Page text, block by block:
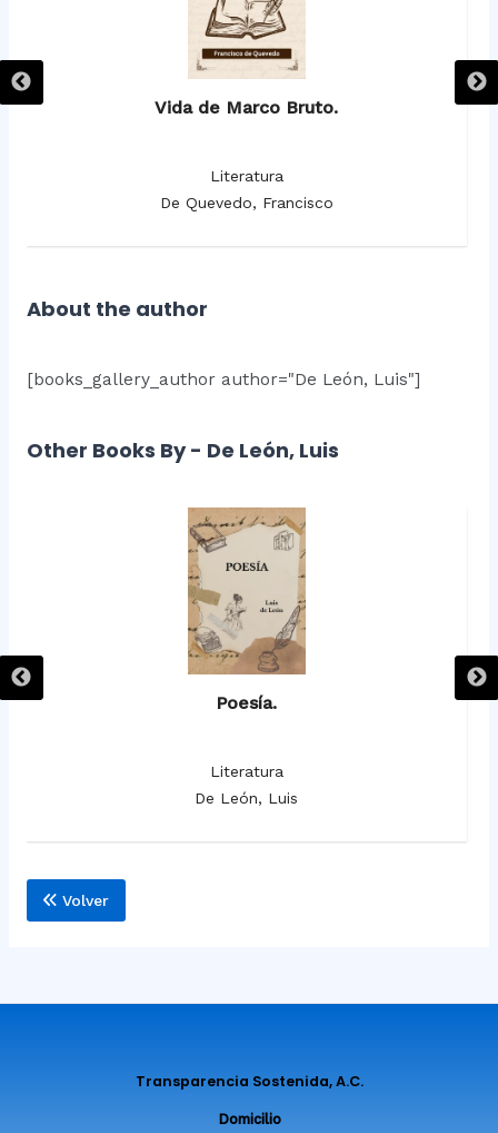
Vida de Marco Bruto.
Literatura
De Quevedo, Francisco
About the author
[books_gallery_author author="De León, Luis"]
Other Books By - De León, Luis
Poesía.
Literatura
De León, Luis
Volver
Transparencia Sostenida, A.C.
Domicilio